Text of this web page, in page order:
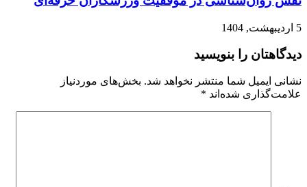
5 اردیبهشت, 1404
دیدگاهتان را بنویسید
نشانی ایمیل شما منتشر نخواهد شد. بخش‌های موردنیاز
علامت‌گذاری شده‌اند *